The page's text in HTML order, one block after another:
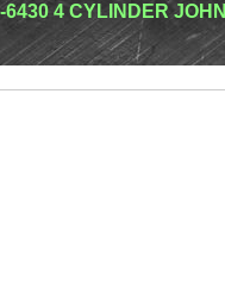
4 CYLINDER JOHN